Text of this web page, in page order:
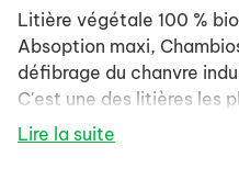
Litière végétale 100 %
Absoption maxi,
défibrage du chanvre
C'est une des litières les
des petits animaux et
Lire la suite